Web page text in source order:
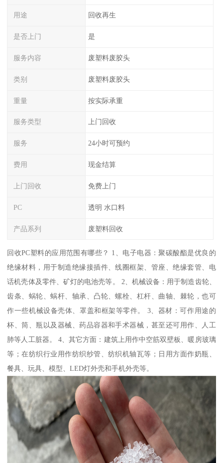
用途 回收再生
是否上门 是
服务内容 废塑料废胶头
类别 废塑料废胶头
重量 按实际承重
服务类型 上门回收
服务 24小时可预约
费用 现金结算
上门回收 免费上门
PC 透明 水口料
产品系列 废塑料回收
回收PC塑料的应用范围有哪些？ 1、电子电器：聚碳酸酯是优良的
绝缘材料，用于制造绝缘接插件、线圈框架、管座、绝缘套管、电
话机壳体及零件、矿灯的电池壳等。 2、机械设备：用于制造齿轮、
齿条、蜗轮、蜗杆、轴承、凸轮、螺栓、杠杆、曲轴、棘轮，也可
作一些机械设备壳体、罩盖和框架等零件。 3、器材：可作用途的
杯、筒、瓶以及器械、药品容器和手术器械，甚至还可用作、人工
肺等人工脏器。 4、其它方面：建筑上用作中空筋双壁板、暖房玻璃
等；在纺织行业用作纺织纱管、纺织机轴瓦等；日用方面作奶瓶、
餐具、玩具、模型、LED灯外壳和手机外壳等。